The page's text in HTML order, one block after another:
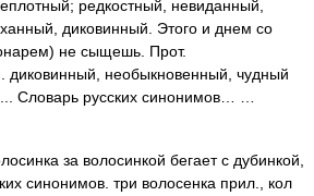
редкостный, невиданный,
диковинный. Этого и днем со
не сыщешь. Прот.
диковинный, необыкновенный, чудный
Словарь русских синонимов… …
за волосинкой бегает с дубинкой,
синонимов. три волосенка прил., кол